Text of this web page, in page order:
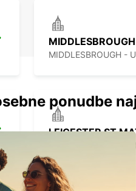
MIDDLESBROUGH
MIDDLESBROUGH -
LEICESTER ST
LEICESTER -
ponudbe